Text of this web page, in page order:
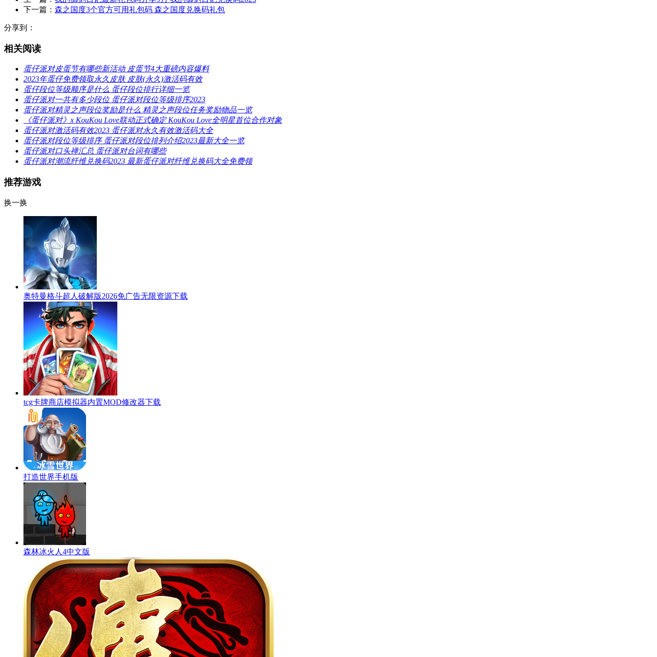
下一篇： 森之国度3个官方可用礼包码 森之国度兑换码礼包
分享到：
相关阅读
蛋仔派对皮蛋节有哪些新活动 皮蛋节4大重磅内容爆料
2023年蛋仔免费领取永久皮肤 皮肤(永久)激活码有效
蛋仔段位等级顺序是什么 蛋仔段位排行详细一览
蛋仔派对一共有多少段位 蛋仔派对段位等级排序2023
蛋仔派对精灵之声段位奖励是什么 精灵之声段位任务奖励物品一览
《蛋仔派对》x KouKou Love联动正式确定 KouKou Love全明星首位合作对象
蛋仔派对激活码有效2023 蛋仔派对永久有效激活码大全
蛋仔派对段位等级排序 蛋仔派对段位排列介绍2023最新大全一览
蛋仔派对口头禅汇总 蛋仔派对台词有哪些
蛋仔派对潮流纤维兑换码2023 最新蛋仔派对纤维兑换码大全免费领
推荐游戏
换一换
奥特曼格斗超人破解版2026免广告无限资源下载
tcg卡牌商店模拟器内置MOD修改器下载
打造世界手机版
森林冰火人4中文版